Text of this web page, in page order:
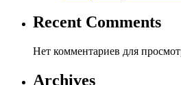
Recent Comments
Нет комментариев для
Archives